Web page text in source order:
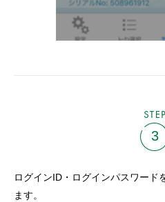
3
ログインID・ログインパスワード
ます。